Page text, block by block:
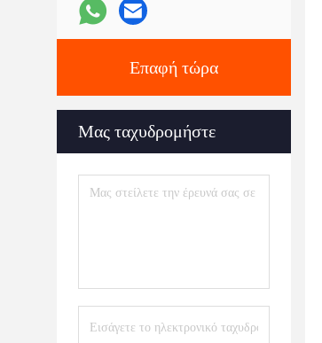
Επαφή τώρα
Μας ταχυδρομήστε